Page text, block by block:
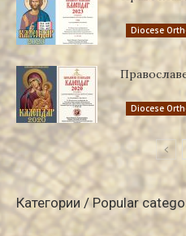
Diocese
Diocese
Категории / Popular